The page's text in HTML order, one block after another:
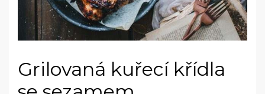
Grilovaná kuřecí křídla